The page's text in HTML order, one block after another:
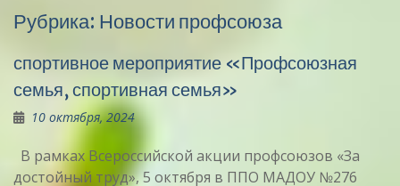
Рубрика: Новости профсоюза
спортивное мероприятие «Профсоюзная
семья, спортивная семья»
10 октября, 2024
В рамках Всероссийской акции профсоюзов «За
достойный труд», 5 октября в ППО МАДОУ №276